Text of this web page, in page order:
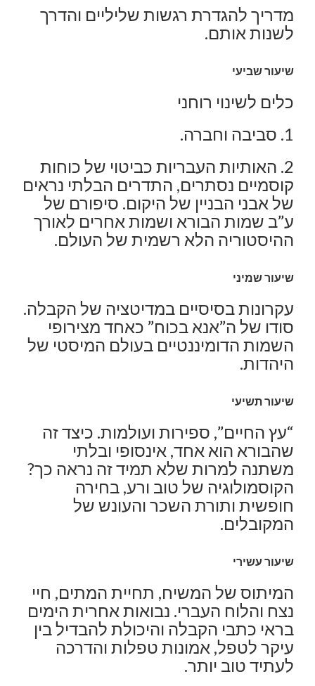
מדריך להגדרת רגשות שליליים והדרך
לשנות אותם.
שיעור שביעי
כלים לשינוי רוחני
1. סביבה וחברה.
2. האותיות העבריות כביטוי של כוחות
קוסמיים נסתרים, התדרים הבלתי נראים
של אבני הבניין של היקום. סיפורם של
ע”ב שמות הבורא ושמות אחרים לאורך
ההיסטוריה הלא רשמית של העולם.
שיעור שמיני
עקרונות בסיסיים במדיטציה של הקבלה.
סודו של ה”אנא בכוח” כאחד מצירופי
השמות הדומיננטיים בעולם המיסטי של
היהדות.
שיעור תשיעי
“עץ החיים”, ספירות ועולמות. כיצד זה
שהבורא הוא אחד, אינסופי ובלתי
משתנה למרות שלא תמיד זה נראה כך?
הקוסמולוגיה של טוב ורע, בחירה
חופשית ותורת השכר והעונש של
המקובלים.
שיעור עשירי
המיתוס של המשיח, תחיית המתים, חיי
נצח והלוח העברי. נבואות אחרית הימים
בראי כתבי הקבלה והיכולת להבדיל בין
עיקר לטפל, אמונות טפלות והדרכה
לעתיד טוב יותר.